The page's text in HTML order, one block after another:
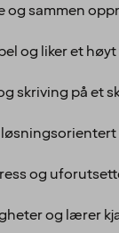
og sammen
og liker et
skriving på et
og
og lærer